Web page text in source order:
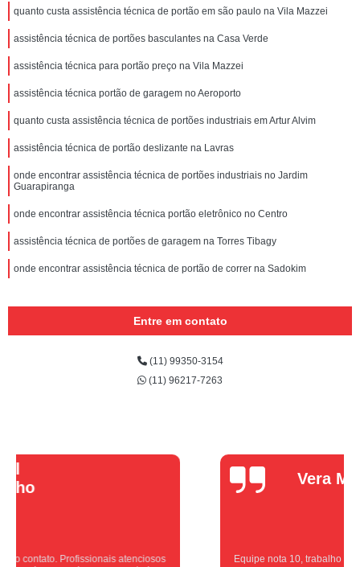
quanto custa assistência técnica de portão em são paulo na Vila Mazzei
assistência técnica de portões basculantes na Casa Verde
assistência técnica para portão preço na Vila Mazzei
assistência técnica portão de garagem no Aeroporto
quanto custa assistência técnica de portões industriais em Artur Alvim
assistência técnica de portão deslizante na Lavras
onde encontrar assistência técnica de portões industriais no Jardim
Guarapiranga
onde encontrar assistência técnica portão eletrônico no Centro
assistência técnica de portões de garagem na Torres Tibagy
onde encontrar assistência técnica de portão de correr na Sadokim
Entre em contato
(11) 99350-3154
(11) 96217-7263
Equipe nota 10, trabalho rápido com excelência , super organizados.